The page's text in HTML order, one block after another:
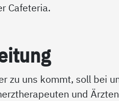
Cafeteria.
zu uns kommt, soll bei
und